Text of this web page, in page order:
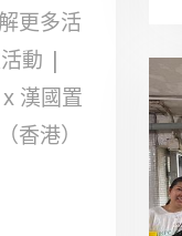
更多活
動 |
漢國置
香港）